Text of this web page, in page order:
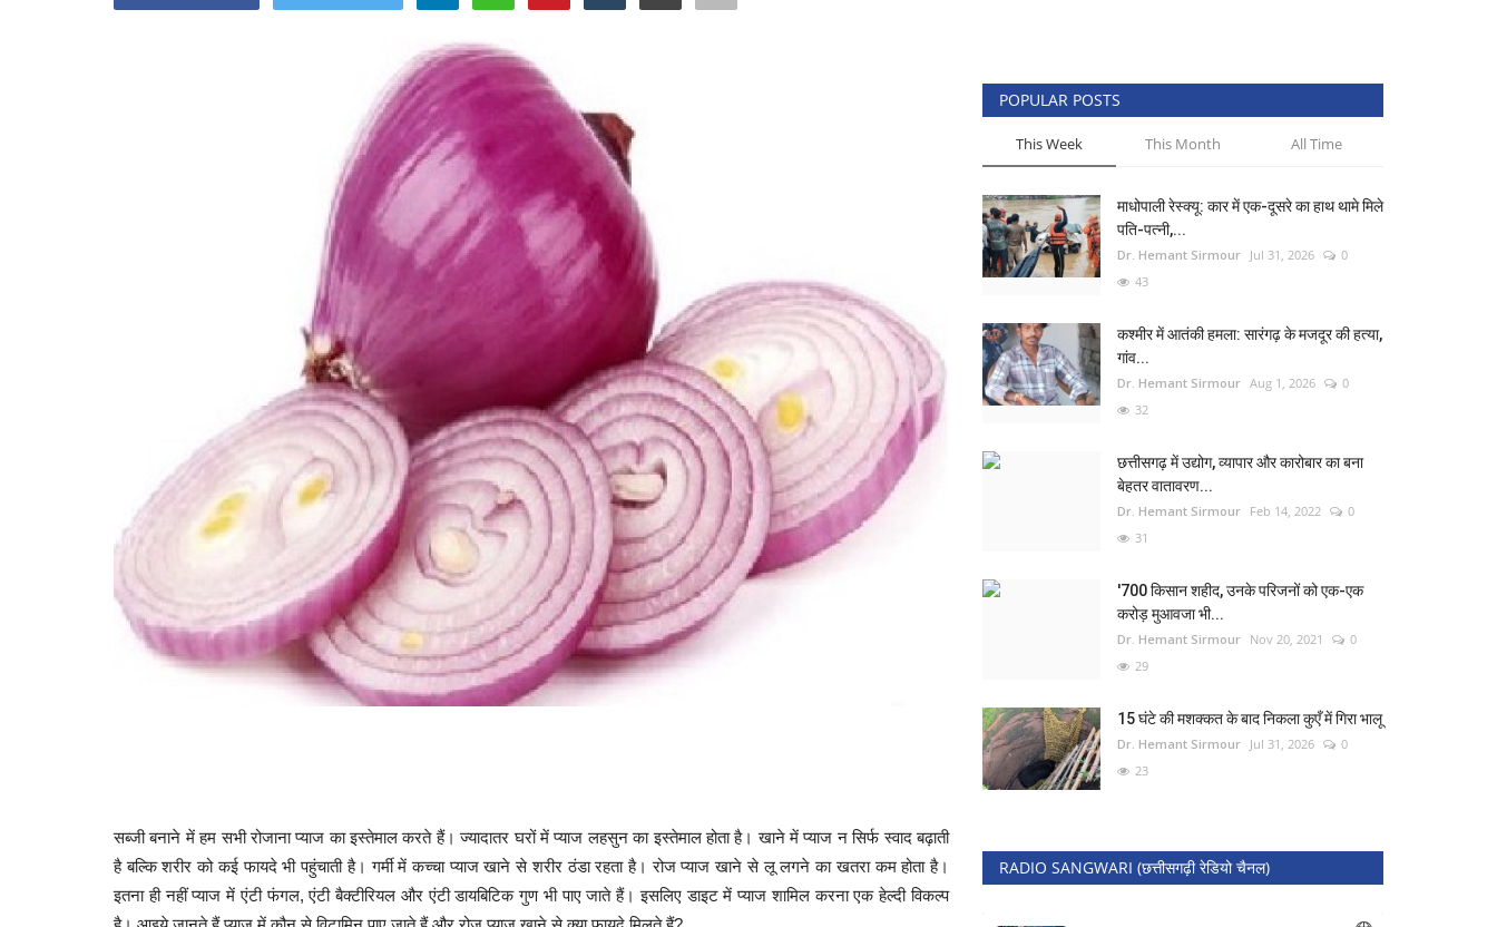
सब्जी बनाने में हम सभी रोजाना प्याज का इस्तेमाल करते हैं। ज्यादातर घरों में प्याज लहसुन का इस्तेमाल होता है। खाने में प्याज न सिर्फ स्वाद बढ़ाती
है बल्कि शरीर को कई फायदे भी पहुंचाती है। गर्मी में कच्चा प्याज खाने से शरीर ठंडा रहता है। रोज प्याज खाने से लू लगने का खतरा कम होता है।
इतना ही नहीं प्याज में एंटी फंगल, एंटी बैक्टीरियल और एंटी डायबिटिक गुण भी पाए जाते हैं। इसलिए डाइट में प्याज शामिल करना एक हेल्दी विकल्प
POPULAR POSTS
This Week This Month All Time
माधोपाली रेस्क्यू: कार में एक-दूसरे का हाथ थामे मिले
पति-पत्नी,...
Dr. Hemant Sirmour Jul 31, 2026
0
43
कश्मीर में आतंकी हमला: सारंगढ़ के मजदूर की हत्या,
गांव...
Dr. Hemant Sirmour Aug 1, 2026
0
32
छत्तीसगढ़ में उद्योग, व्यापार और कारोबार का बना
बेहतर वातावरण...
Dr. Hemant Sirmour Feb 14, 2022
0
31
'700 किसान शहीद, उनके परिजनों को एक-एक
करोड़ मुआवजा भी...
Dr. Hemant Sirmour Nov 20, 2021
0
29
15 घंटे की मशक्कत के बाद निकला कुएँ में गिरा भालू
Dr. Hemant Sirmour Jul 31, 2026
0
23
RADIO SANGWARI (छत्तीसगढ़ी रेडियो चैनल)